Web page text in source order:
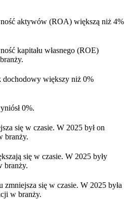
aktywów (ROA) większą niż 4%
kapitału własnego (ROE)
dochodowy większy niż 0%
0%.
się w czasie. W 2025 był on
branży.
się w czasie. W 2025 były
branży.
zmniejsza się w czasie. W 2025 była
w branży.